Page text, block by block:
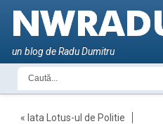
un blog de Radu Dumitru
« Iata Lotus-ul de Politie